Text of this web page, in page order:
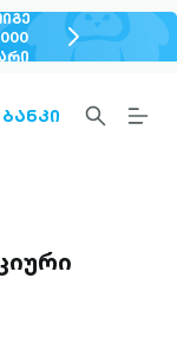
chevron-
right-
SEARCH-
OUTLINED